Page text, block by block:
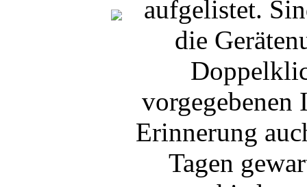
aufgelistet.
die
vorgegebenen
Erinnerung
Tagen